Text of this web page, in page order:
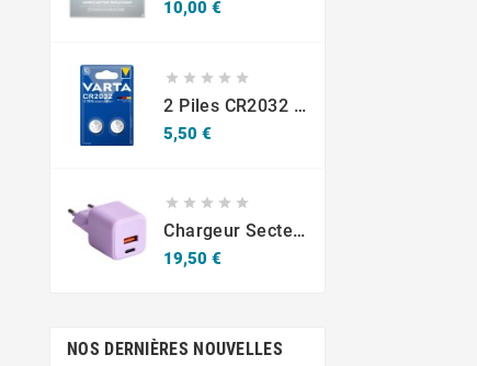
10,00 €
    
2 Piles CR2032 Varta Bouton Lithium 3V
5,50 €
    
Chargeur Secteur Rapide USB-A 18W QC / USB-C 30W PD Compact GaN
19,50 €
NOS DERNIÈRES NOUVELLES